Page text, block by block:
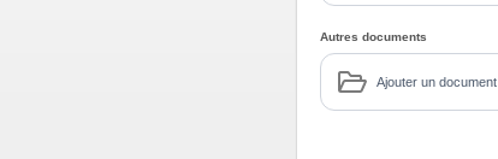
Autres documents
Ajouter un document